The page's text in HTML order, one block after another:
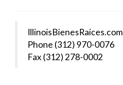
IllinoisBienesRaices.com
Phone (312) 970-0076
Fax (312) 278-0002